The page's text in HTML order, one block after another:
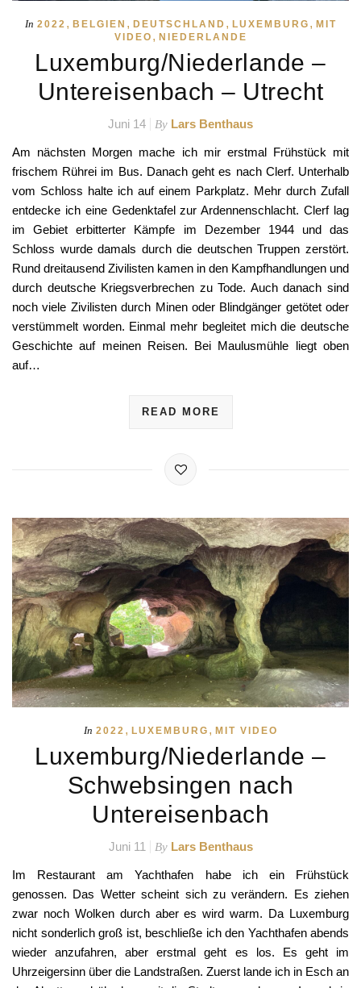
In 2022 , BELGIEN , DEUTSCHLAND , LUXEMBURG , MIT
VIDEO , NIEDERLANDE
Luxemburg/Niederlande –
Untereisenbach – Utrecht
Juni 14 By Lars Benthaus
Am nächsten Morgen mache ich mir erstmal Frühstück mit
frischem Rührei im Bus. Danach geht es nach Clerf. Unterhalb
vom Schloss halte ich auf einem Parkplatz. Mehr durch Zufall
entdecke ich eine Gedenktafel zur Ardennenschlacht. Clerf lag
im Gebiet erbitterter Kämpfe im Dezember 1944 und das
Schloss wurde damals durch die deutschen Truppen zerstört.
Rund dreitausend Zivilisten kamen in den Kampfhandlungen und
durch deutsche Kriegsverbrechen zu Tode. Auch danach sind
noch viele Zivilisten durch Minen oder Blindgänger getötet oder
verstümmelt worden. Einmal mehr begleitet mich die deutsche
Geschichte auf meinen Reisen. Bei Maulusmühle liegt oben
auf…
READ MORE
In 2022 , LUXEMBURG , MIT VIDEO
Luxemburg/Niederlande –
Schwebsingen nach
Untereisenbach
Juni 11 By Lars Benthaus
Im Restaurant am Yachthafen habe ich ein Frühstück
genossen. Das Wetter scheint sich zu verändern. Es ziehen
zwar noch Wolken durch aber es wird warm. Da Luxemburg
nicht sonderlich groß ist, beschließe ich den Yachthafen abends
wieder anzufahren, aber erstmal geht es los. Es geht im
Uhrzeigersinn über die Landstraßen. Zuerst lande ich in Esch an